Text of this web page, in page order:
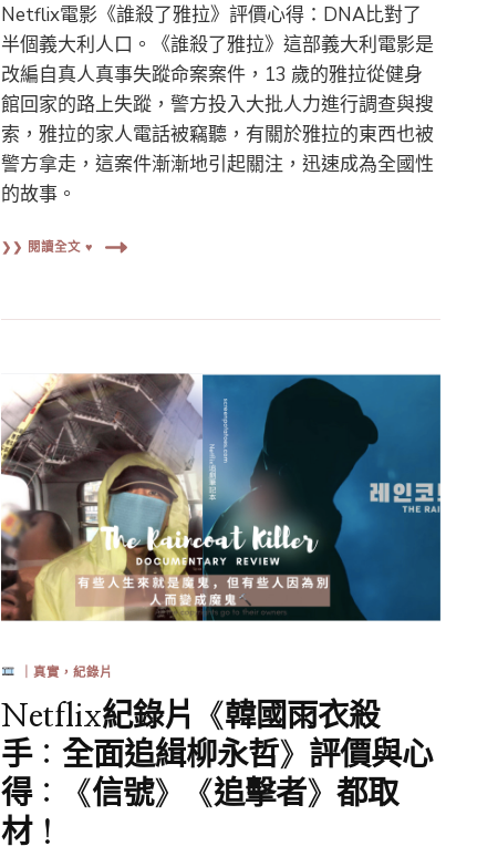
Netflix電影《誰殺了雅拉》評價心得：DNA比對了
半個義大利人口。《誰殺了雅拉》這部義大利電影是
改編自真人真事失蹤命案案件，13 歲的雅拉從健身
館回家的路上失蹤，警方投入大批人力進行調查與搜
索，雅拉的家人電話被竊聽，有關於雅拉的東西也被
警方拿走，這案件漸漸地引起關注，迅速成為全國性
的故事。
❯❯ 閱讀全文 ♥
｜真實，紀錄片
Netflix紀錄片《韓國雨衣殺
手：全面追緝柳永哲》評價與心
得：《信號》《追擊者》都取
材！